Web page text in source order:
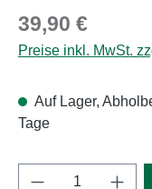
Regulärer Preis:
39,90 €
Preise inkl. MwSt.
Auf Lager,
Tage
Produkt